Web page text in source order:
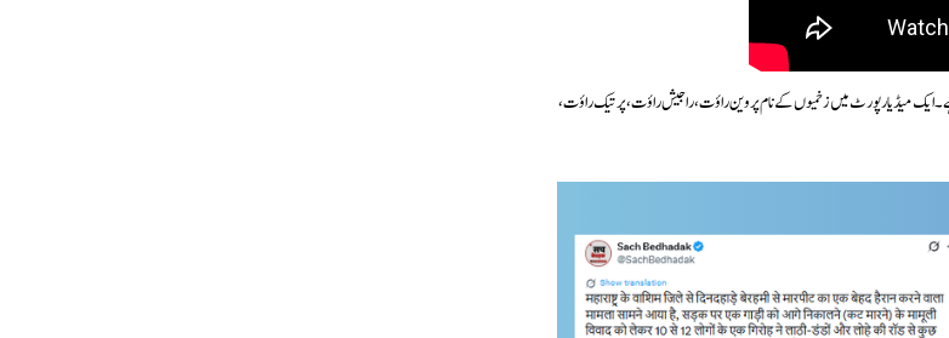
ہے۔ ایک میڈیا رپورٹ میں زخمیوں کے نام پروین راؤت، راجیش راؤت، پرتیک راؤت،